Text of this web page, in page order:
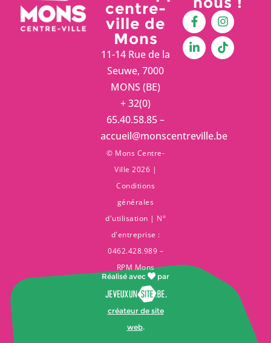
centre-
ville de
Mons
11-14 Rue de la
Seuwe, 7000
MONS (BE)
+ 32(0)
65.40.58.85 –
accueil@monscentreville.be
© Mons Centre-
Ville 2026 |
Conditions
générales
d'utilisation | N°
d'entreprise :
0462.428.989 –
RPM Mons
Réalisé avec par
,
créateur de site
web.